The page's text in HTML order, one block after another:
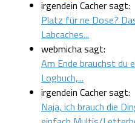
irgendein Cacher sagt:
Platz für ne Dose?
Labcaches...
webmicha sagt:
Am Ende brauchst du
Logbuch,...
irgendein Cacher sagt:
Naja, ich brauch die